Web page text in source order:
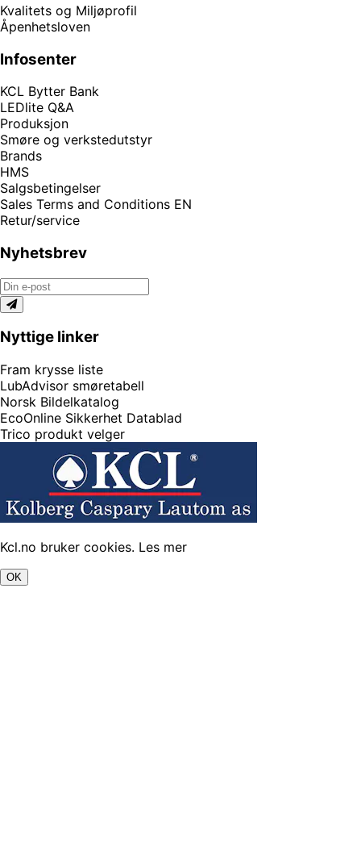
Kvalitets og Miljøprofil
Åpenhetsloven
Infosenter
KCL Bytter Bank
LEDlite Q&A
Produksjon
Smøre og verkstedutstyr
Brands
HMS
Salgsbetingelser
Sales Terms and Conditions EN
Retur/service
Nyhetsbrev
Nyttige linker
Fram krysse liste
LubAdvisor smøretabell
Norsk Bildelkatalog
EcoOnline Sikkerhet Datablad
Trico produkt velger
Kcl.no bruker cookies. Les mer
OK